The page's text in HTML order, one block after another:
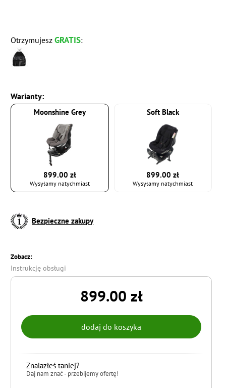
Warianty:
Moonshine Grey
899.00 zł
Wysyłamy natychmiast
Soft Black
899.00 zł
Wysyłamy natychmiast
OtrzymujeszGRATIS:
Bezpieczne zakupy
Zobacz:
Instrukcję obsługi
899.00 zł
Znalazłeś taniej?
Daj nam znać - przebijemy ofertę!